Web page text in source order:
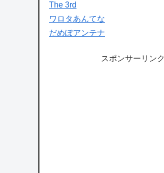
The 3rd
ワロタあんてな
だめぽアンテナ
スポンサーリンク